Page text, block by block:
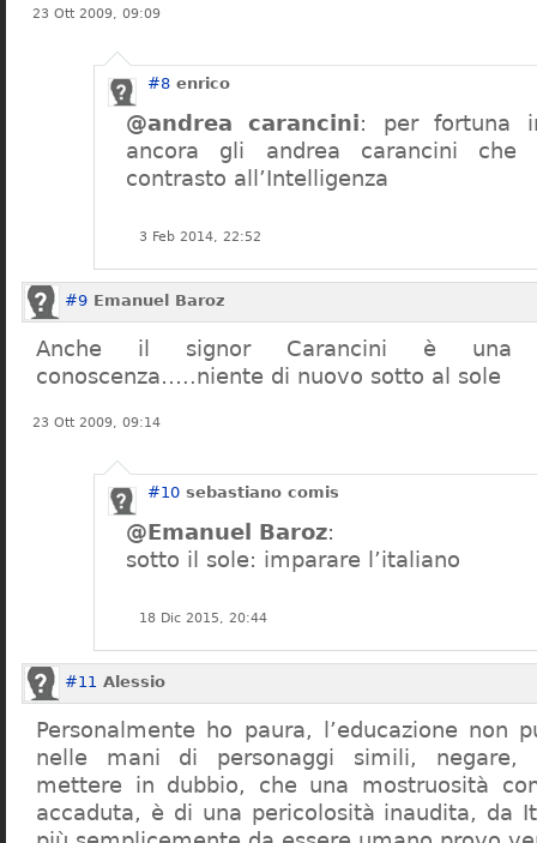
23 Ott 2009, 09:09
#8 enrico
@andrea carancini: per fortuna
ancora gli andrea carancini
contrasto all’Intelligenza
3 Feb 2014, 22:52
#9 Emanuel Baroz
Anche il signor Carancini è una
conoscenza…..niente di nuovo sotto al sole
23 Ott 2009, 09:14
#10 sebastiano comis
@Emanuel Baroz:
sotto il sole: imparare l’italiano
18 Dic 2015, 20:44
#11 Alessio
Personalmente ho paura, l’educazione non
nelle mani di personaggi simili, negare,
mettere in dubbio, che una mostruosità
accaduta, è di una pericolosità inaudita, da